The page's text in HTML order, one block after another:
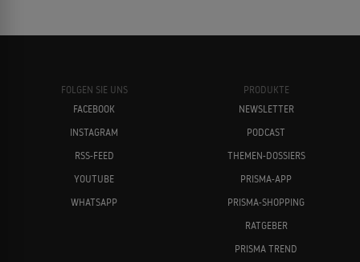
FOLGEN SIE UNS
FACEBOOK
INSTAGRAM
RSS-FEED
YOUTUBE
WHATSAPP
PRODUKTE
NEWSLETTER
PODCAST
THEMEN-DOSSIERS
PRISMA-APP
PRISMA-SHOPPING
RATGEBER
PRISMA TREND